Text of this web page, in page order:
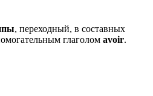
, переходный, в составных
глаголом avoir.